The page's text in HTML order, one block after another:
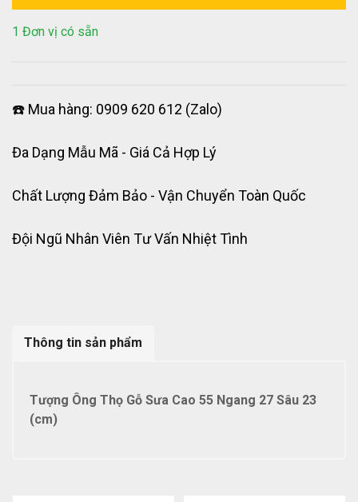
1 Đơn vị có sẵn
☎️ Mua hàng: 0909 620 612 (Zalo)
Đa Dạng Mẫu Mã - Giá Cả Hợp Lý
Chất Lượng Đảm Bảo - Vận Chuyển Toàn Quốc
Đội Ngũ Nhân Viên Tư Vấn Nhiệt Tình
Thông tin sản phẩm
Tượng Ông Thọ Gỗ Sưa Cao 55 Ngang 27 Sâu 23
(cm)